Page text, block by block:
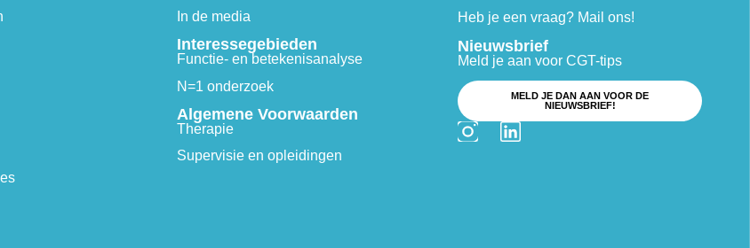
In de media
Interessegebieden
Functie- en betekenisanalyse
N=1 onderzoek
Algemene Voorwaarden
Therapie
Supervisie en opleidingen
Heb je een vraag? Mail ons!
Nieuwsbrief
Meld je aan voor CGT-tips
MELD JE DAN AAN VOOR DE
NIEUWSBRIEF!